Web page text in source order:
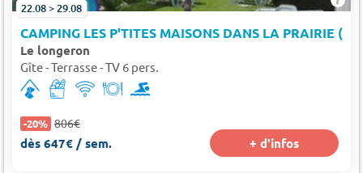
22.08 > 29.08
CAMPING LES P'TITES MAISONS DANS LA PRAIRIE
Le longeron
Gîte - Terrasse - TV 6 pers.
-20% 806€
dès 647€ / sem. + d'infos